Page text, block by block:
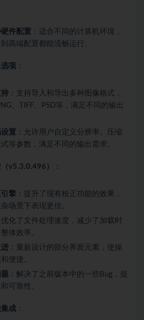
件配置 ：适合不同的计算机环境，
高端配置都能流畅运行。
项 ：
：支持导入和导出多种图像格式，
、TIFF、PSD等，满足不同的输出
置 ：允许用户自定义分辨率、压缩
等参数，满足不同的输出需求。
v5.3.0.496） ：
擎 ：提升了现有校正功能的效果，
场景下表现更佳。
优化了文件处理速度，减少了加载时
体效率。
：重新设计的部分界面元素，使操
便捷。
：解决了之前版本中的一些Bug，提
可靠性。
成 ：